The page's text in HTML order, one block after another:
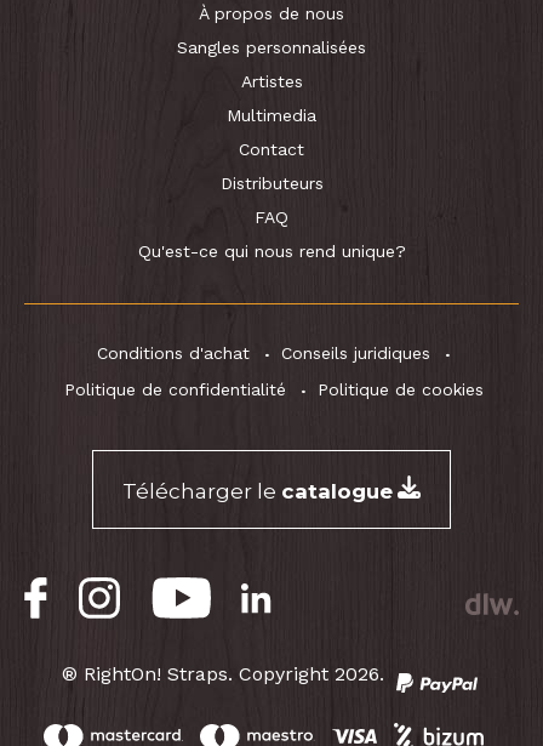
À propos de nous
Sangles personnalisées
Artistes
Multimedia
Contact
Distributeurs
FAQ
Qu'est-ce qui nous rend unique?
Conditions d'achat
Conseils juridiques
Politique de confidentialité
Politique de cookies
Télécharger le catalogue
® RightOn! Straps. Copyright 2026.